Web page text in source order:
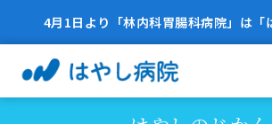
4月1日より「林内科胃腸科病院」は「